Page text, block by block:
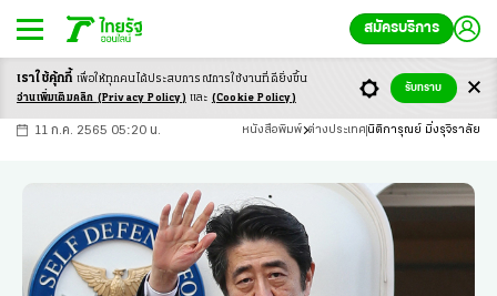
สมัครบริการ
-ก ก ก+
11 ก.ค. 2565 05:20 น. หนังสือพิมพ์ ต่างประเทศ นิติการุณย์ มิ่งรุจิราลัย
เราใช้คุ้กกี้ เพื่อให้ทุกคนได้ประสบการณ์การใช้งานที่ดียิ่งขึ้น
อ่านเพิ่มเติมคลิก (Privacy Policy) และ (Cookie Policy)
รับทราบ